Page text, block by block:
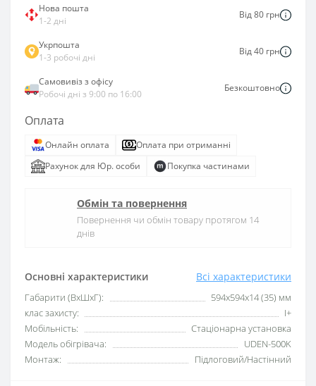
Основні характеристики Всі характеристики
Габарити (ВхШхГ):
594х594х14 (35) мм
клас захисту:
I+
Мобільність:
Стаціонарна установка
Модель обігрівача:
UDEN-500K
Монтаж:
Підлоговий/Настінний
Нова пошта
1-2 дні
Від 80 грн
Укрпошта
1-3 робочі дні
Від 40 грн
Самовивіз з офісу
Робочі дні з 9:00 по 16:00
Безкоштовно
Оплата
Онлайн оплата
Оплата при отриманні
Рахунок для Юр. особи
Покупка частинами
Обмін та повернення
Повернення чи обмін товару протягом 14
днів